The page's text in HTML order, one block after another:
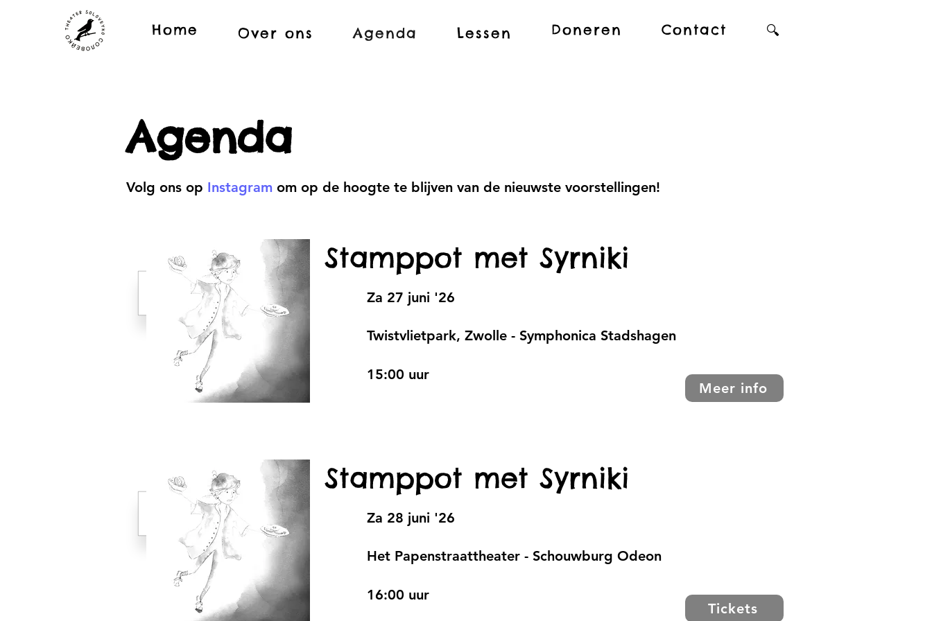
Home Over ons Agenda Lessen Doneren Contact 🔍
Agenda
Volg ons op Instagram om op de hoogte te blijven van de nieuwste voorstellingen!
Stamppot met Syrniki
Twistvlietpark, Zwolle - Symphonica Stadshagen
Meer info
15:00 uur
Za 27 juni '26
Stamppot met Syrniki
Het Papenstraattheater - Schouwburg Odeon
Tickets
16:00 uur
Za 28 juni '26